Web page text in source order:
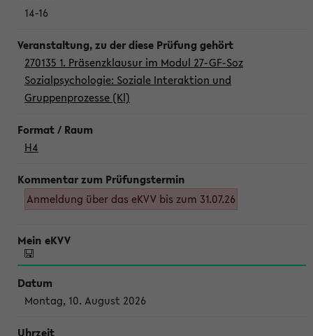
14-16
270135 1. Präsenzklausur im Modul 27-GF-Soz
Sozialpsychologie: Soziale Interaktion und
Gruppenprozesse (Kl)
H4
Anmeldung über das eKVV bis zum 31.07.26
Montag, 10. August 2026